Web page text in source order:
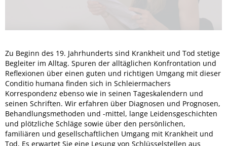
Zu Beginn des 19. Jahrhunderts sind Krankheit und Tod stetige
Begleiter im Alltag. Spuren der alltäglichen Konfrontation und
Reflexionen über einen guten und richtigen Umgang mit dieser
Conditio humana finden sich in Schleiermachers
Korrespondenz ebenso wie in seinen Tageskalendern und
seinen Schriften. Wir erfahren über Diagnosen und Prognosen,
Behandlungsmethoden und -mittel, lange Leidensgeschichten
und plötzliche Schläge sowie über den persönlichen,
familiären und gesellschaftlichen Umgang mit Krankheit und
Tod. Es erwartet Sie eine Lesung von Schlüsselstellen aus